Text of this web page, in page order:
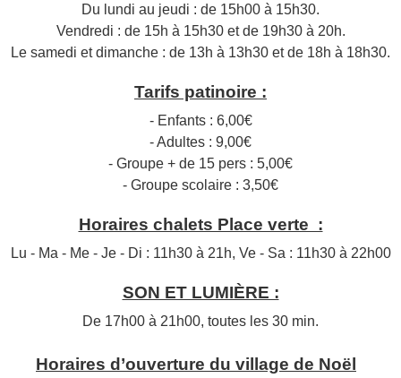
Du lundi au jeudi : de 15h00 à 15h30.
Vendredi : de 15h à 15h30 et de 19h30 à 20h.
Le samedi et dimanche : de 13h à 13h30 et de 18h à 18h30.
Tarifs patinoire :
- Enfants : 6,00€
- Adultes : 9,00€
- Groupe + de 15 pers : 5,00€
- Groupe scolaire : 3,50€
Horaires chalets Place verte :
Lu - Ma - Me - Je - Di : 11h30 à 21h, Ve - Sa : 11h30 à 22h00
SON ET LUMIÈRE :
De 17h00 à 21h00, toutes les 30 min.
Horaires d’ouverture du village de Noël